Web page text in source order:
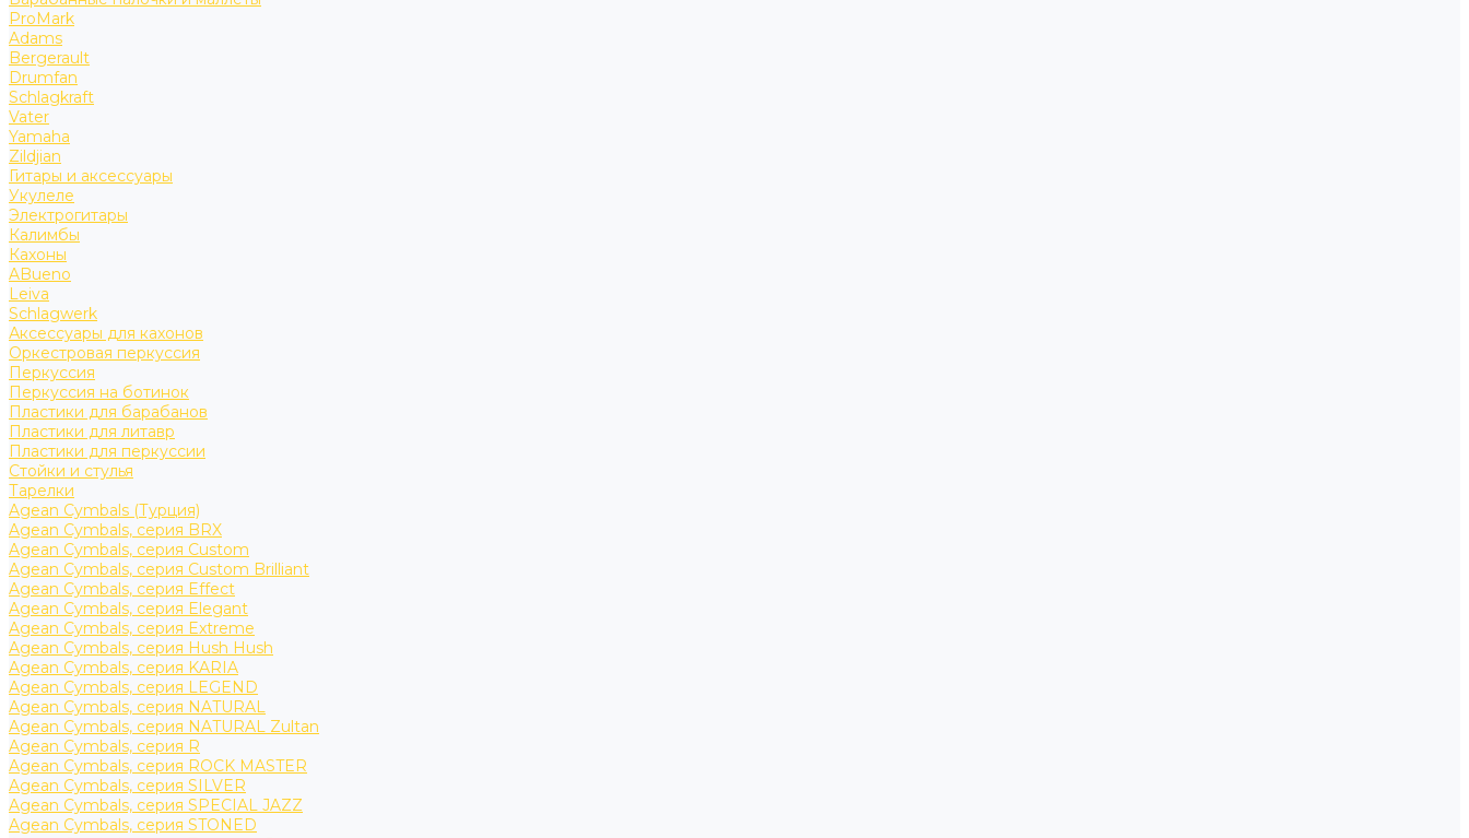
ProMark
Adams
Bergerault
Drumfan
Schlagkraft
Vater
Yamaha
Zildjian
Гитары и аксессуары
Укулеле
Электрогитары
Калимбы
Кахоны
ABueno
Leiva
Schlagwerk
Аксессуары для кахонов
Оркестровая перкуссия
Перкуссия
Перкуссия на ботинок
Пластики для барабанов
Пластики для литавр
Пластики для перкуссии
Стойки и стулья
Тарелки
Agean Cymbals (Турция)
Agean Cymbals, серия BRX
Agean Cymbals, серия Custom
Agean Cymbals, серия Custom Brilliant
Agean Cymbals, серия Effect
Agean Cymbals, серия Elegant
Agean Cymbals, серия Extreme
Agean Cymbals, серия Hush Hush
Agean Cymbals, серия KARIA
Agean Cymbals, серия LEGEND
Agean Cymbals, серия NATURAL
Agean Cymbals, серия NATURAL Zultan
Agean Cymbals, серия R
Agean Cymbals, серия ROCK MASTER
Agean Cymbals, серия SILVER
Agean Cymbals, серия SPECIAL JAZZ
Agean Cymbals, серия STONED